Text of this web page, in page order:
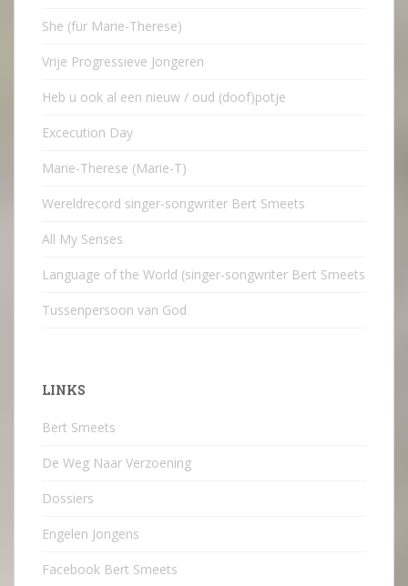
She (für Marie-Therese)
Vrije Progressieve Jongeren
Heb u ook al een nieuw / oud (doof)potje
Excecution Day
Marie-Therese (Marie-T)
Wereldrecord singer-songwriter Bert Smeets
All My Senses
Language of the World (singer-songwriter Bert Smeets
Tussenpersoon van God
LINKS
Bert Smeets
De Weg Naar Verzoening
Dossiers
Engelen Jongens
Facebook Bert Smeets